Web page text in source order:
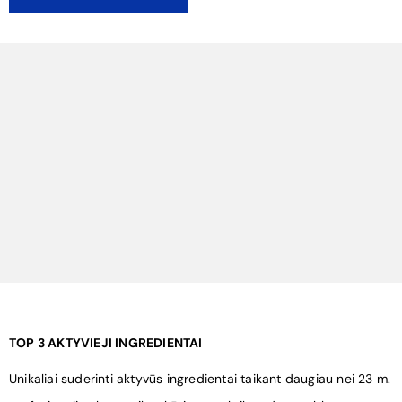
TOP 3 AKTYVIEJI INGREDIENTAI
Unikaliai suderinti aktyvūs ingredientai taikant daugiau nei 23 m.